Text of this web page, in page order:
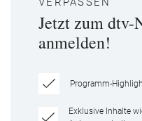
Jetzt zum dtv-
anmelden!
Programm-
Exklusive Inhalte